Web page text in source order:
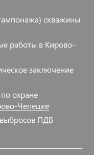
скважины
работы в Кирово-
заключение
охране
Чепецке
ПДВ